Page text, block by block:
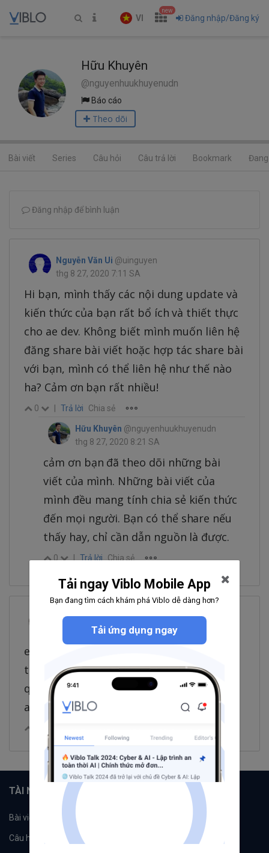
VI
new
Đăng nhập/Đăng ký
Hữu Khuyên
@nguyenhuukhuyenudn
Báo cáo
Theo dõi
Bài viết Series Câu hỏi Câu trả lời Bookmark
Đăng nhập để bình luận
Nguyễn Văn Ui @uinguyen
thg 8 27, 2020 7:11 SA
Hi bạn, mình thấy các nội dung update và
kiến thức của bạn rất bổ ích và thiết thực
cho ae dev. Không biết mình muốn liên hệ
đăng share bài viết hoặc hợp tác share bài
với bạn, mình có thể liên hệ như thế nào
ha? Cảm ơn bạn rất nhiều!
0 Trả lời Chia sẻ
Hữu Khuyên @nguyenhuukhuyenudn
thg 8 27, 2020 8:21 SA
cảm ơn bạn đã theo dõi những bài
viết của mình. Những bài viết của
mình đều mang tính chia sẻ kiến thức
đến mọi người. Bạn có thể share nếu
thấy hay, chỉ cần dẫn nguồn là được.
0 Trả lời Chia sẻ
Quang Huy Nguyễn@quanghuynguyen
thg 12 12, 2023 12:12 CH
em chào anh ,em đang bó tay khi đăng ký
tk nhưng nó cần phải có mã mời ,anh giải
quyết giúp em đc ,hết bao nhiêu em gửi
anh ạ ,zalo 0968102462
TÀI NGUYÊN
Bài viết
Câu hỏi
Tải ngay Viblo Mobile App
Bạn đang tìm cách khám phá Viblo dễ dàng hơn?
Tải ứng dụng ngay